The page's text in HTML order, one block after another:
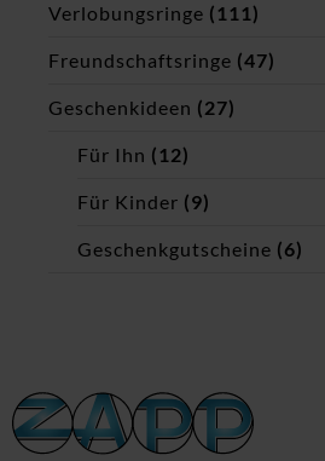
Verlobungsringe (111)
Freundschaftsringe (47)
Geschenkideen (27)
Für Ihn (12)
Für Kinder (9)
Geschenkgutscheine (6)